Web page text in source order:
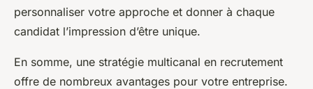
personnaliser votre approche et donner à chaque
candidat l’impression d’être unique.
En somme, une stratégie multicanal en recrutement
offre de nombreux avantages pour votre entreprise.